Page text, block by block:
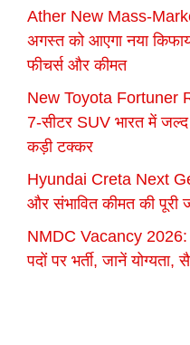
Ather New Mass-
अगस्त को आएगा नया
फीचर्स और कीमत
New Toyota Fortuner
7-सीटर SUV भारत में जल्द
कड़ी टक्कर
Hyundai Creta Next
और संभावित कीमत की पूरी
NMDC Vacancy
पदों पर भर्ती, जानें